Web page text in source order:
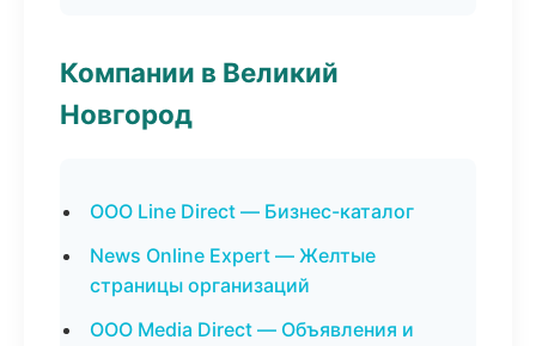
Компании в Великий
Новгород
ООО Line Direct — Бизнес-каталог
News Online Expert — Желтые
страницы организаций
ООО Media Direct — Объявления и